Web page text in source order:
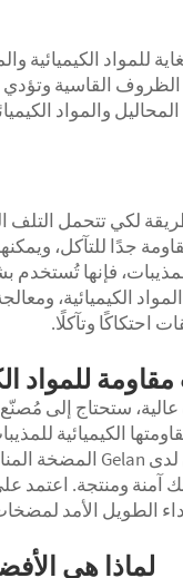
للمواد الكيميائية
الظروف القاسية
والمواد
لكي تتحمل التلف
جدًا للتآكل، ويمكنها
فإنها
الكيميائية،
احتكاكًا وتآكلًا.
للمواد
الكيميائية
الطويل الأمد
لماذا هي